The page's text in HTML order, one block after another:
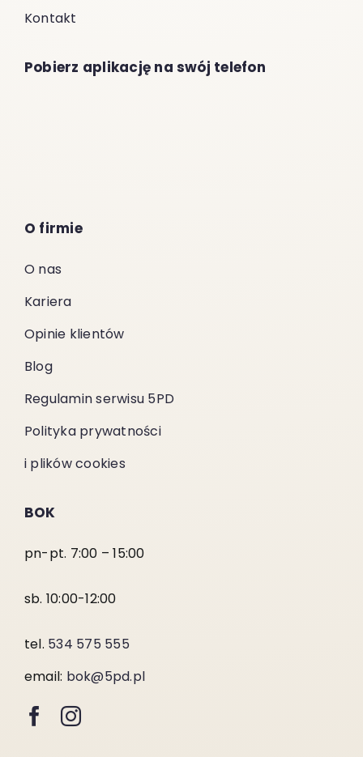
Kontakt
Pobierz aplikację na swój telefon
O firmie
O nas
Kariera
Opinie klientów
Blog
Regulamin serwisu 5PD
Polityka prywatności
i plików cookies
BOK
pn-pt. 7:00 – 15:00
sb. 10:00-12:00
tel. 534 575 555
email: bok@5pd.pl